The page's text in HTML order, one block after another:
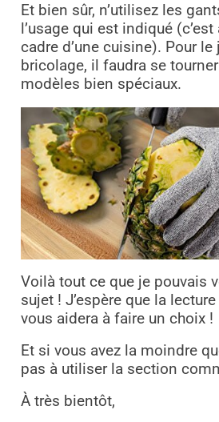
Et bien sûr, n’utilisez les
l’usage qui est indiqué
cadre d’une cuisine). Pour
bricolage, il faudra se
modèles bien spéciaux.
Voilà tout ce que je pouvais
sujet ! J’espère que la
vous aidera à faire un choix !
Et si vous avez la moindre
pas à utiliser la section
À très bientôt,